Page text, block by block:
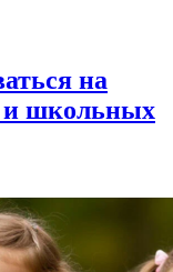
на
и школьных